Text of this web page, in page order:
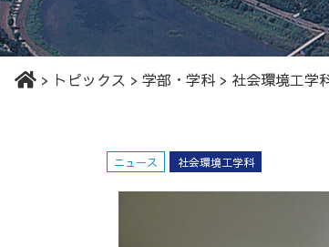
> トピックス > 学部・学科 > 社会環境工学
ニュース 社会環境工学科